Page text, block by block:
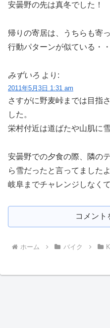
安曇野の先は真冬でした！
帰りの寄居は、うちらも寄
行動パターンが似ている・・
みずいろ より:
2011年5月3日 1:31 am
さすがに野麦峠までは目指
した。
栄村付近は道ばたや山肌に
安曇野での夕食の際、隣の
ら雪だったと言ってましたよ
岐阜までチャレンジしなく
コメント
ホーム バイク